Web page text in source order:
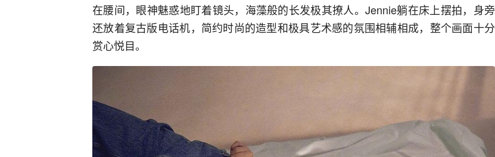
在腰间，眼神魅惑地盯着镜头，海藻般的长发极其撩人。Jennie躺在床上摆拍，身旁
还放着复古版电话机，简约时尚的造型和极具艺术感的氛围相辅相成，整个画面十分
赏心悦目。